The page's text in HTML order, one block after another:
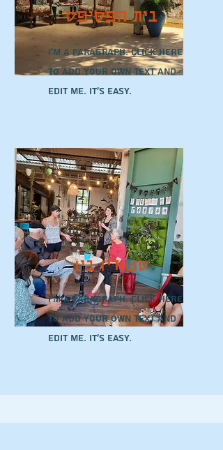
בית הפסיפס
I'm a paragraph. Click here
to add your own text and
edit me. It’s easy.
סטודיו ביו
I'm a paragraph. Click here
to add your own text and
edit me. It’s easy.